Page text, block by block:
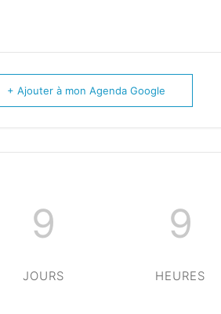
+ Ajouter à mon Agenda Google
9
JOURS
9
HEURES